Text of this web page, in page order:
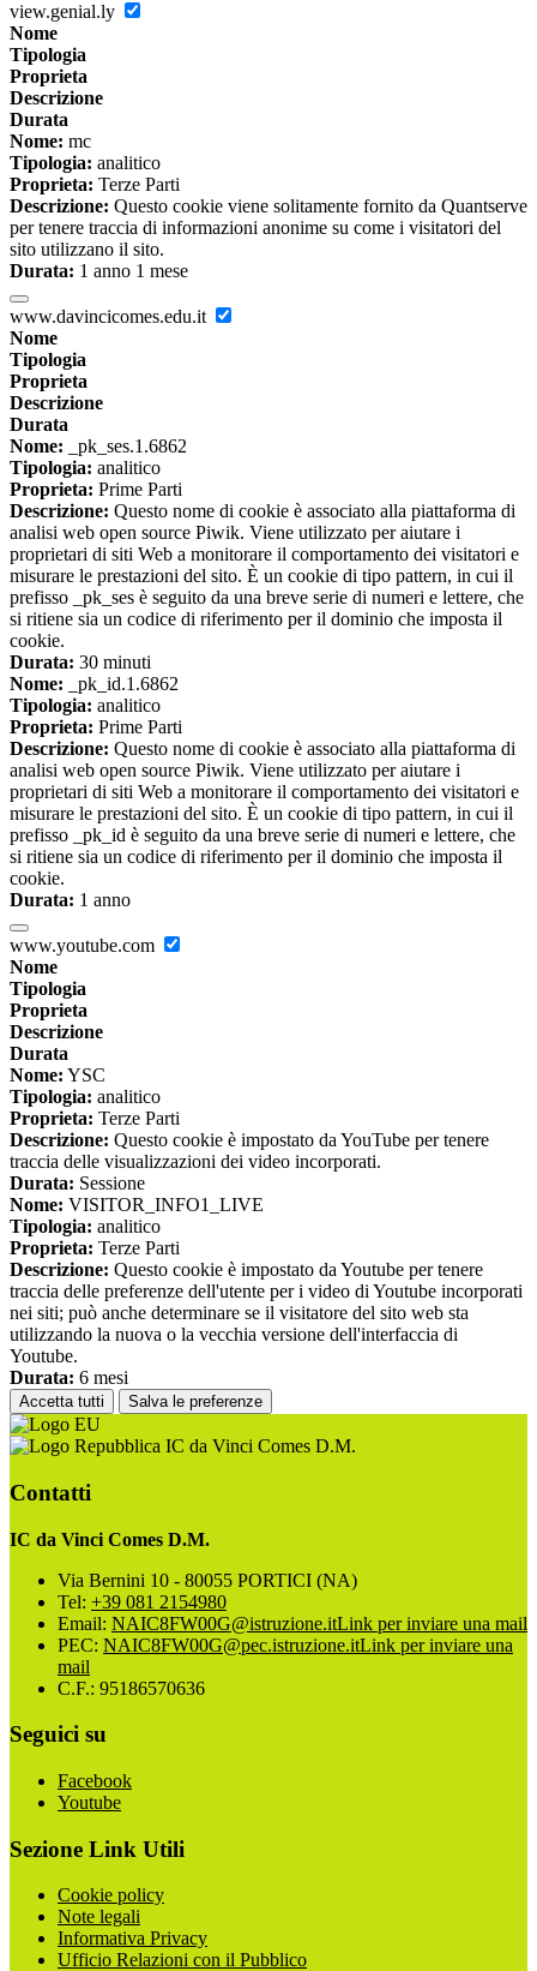
view.genial.ly
Nome
Tipologia
Proprieta
Descrizione
Durata
Nome: mc
Tipologia: analitico
Proprieta: Terze Parti
Descrizione: Questo cookie viene solitamente fornito da Quantserve
per tenere traccia di informazioni anonime su come i visitatori del
sito utilizzano il sito.
Durata: 1 anno 1 mese
www.davincicomes.edu.it
Nome
Tipologia
Proprieta
Descrizione
Durata
Nome: _pk_ses.1.6862
Tipologia: analitico
Proprieta: Prime Parti
Descrizione: Questo nome di cookie è associato alla piattaforma di
analisi web open source Piwik. Viene utilizzato per aiutare i
proprietari di siti Web a monitorare il comportamento dei visitatori e
misurare le prestazioni del sito. È un cookie di tipo pattern, in cui il
prefisso _pk_ses è seguito da una breve serie di numeri e lettere, che
si ritiene sia un codice di riferimento per il dominio che imposta il
cookie.
Durata: 30 minuti
Nome: _pk_id.1.6862
Tipologia: analitico
Proprieta: Prime Parti
Descrizione: Questo nome di cookie è associato alla piattaforma di
analisi web open source Piwik. Viene utilizzato per aiutare i
proprietari di siti Web a monitorare il comportamento dei visitatori e
misurare le prestazioni del sito. È un cookie di tipo pattern, in cui il
prefisso _pk_id è seguito da una breve serie di numeri e lettere, che
si ritiene sia un codice di riferimento per il dominio che imposta il
cookie.
Durata: 1 anno
www.youtube.com
Nome
Tipologia
Proprieta
Descrizione
Durata
Nome: YSC
Tipologia: analitico
Proprieta: Terze Parti
Descrizione: Questo cookie è impostato da YouTube per tenere
traccia delle visualizzazioni dei video incorporati.
Durata: Sessione
Nome: VISITOR_INFO1_LIVE
Tipologia: analitico
Proprieta: Terze Parti
Descrizione: Questo cookie è impostato da Youtube per tenere
traccia delle preferenze dell'utente per i video di Youtube incorporati
nei siti; può anche determinare se il visitatore del sito web sta
utilizzando la nuova o la vecchia versione dell'interfaccia di
Youtube.
Durata: 6 mesi
Accetta tutti Salva le preferenze
IC da Vinci Comes D.M.
Contatti
IC da Vinci Comes D.M.
Via Bernini 10 - 80055 PORTICI (NA)
Tel: +39 081 2154980
Email: NAIC8FW00G@istruzione.itLink per inviare una mail
PEC: NAIC8FW00G@pec.istruzione.itLink per inviare una
mail
C.F.: 95186570636
Seguici su
Facebook
Youtube
Sezione Link Utili
Cookie policy
Note legali
Informativa Privacy
Ufficio Relazioni con il Pubblico